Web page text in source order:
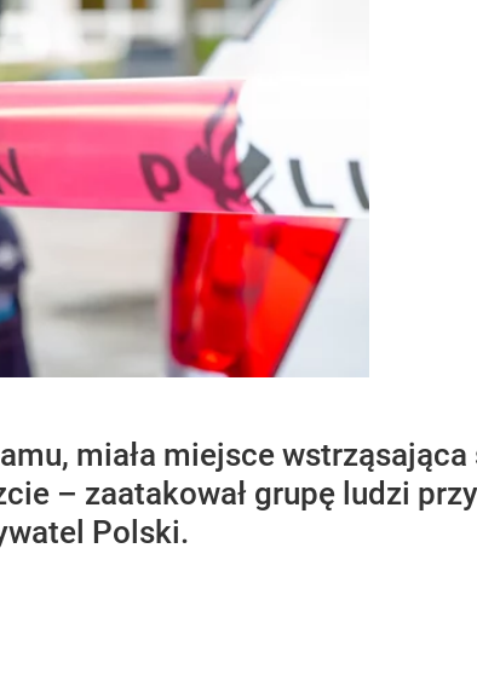
miała miejsce
– zaatakował grupę ludzi
Polski.